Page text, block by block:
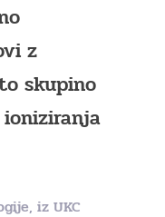
z
skupino
iz UKC